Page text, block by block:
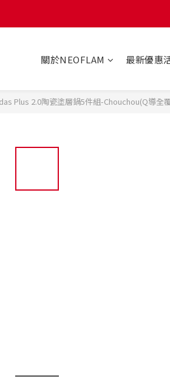
關於NEOFLAM 最新優惠
Plus 2.0陶瓷塗層鍋5件組-Chouchou(Q導全